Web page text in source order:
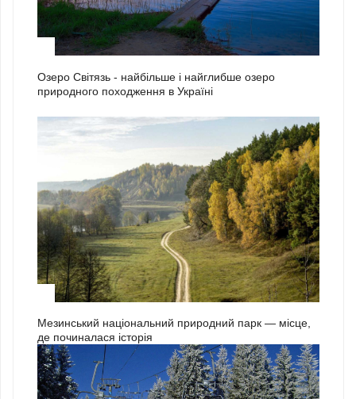
Озеро Світязь - найбільше і найглибше озеро
природного походження в Україні
Мезинський національний природний парк — місце,
де починалася історія